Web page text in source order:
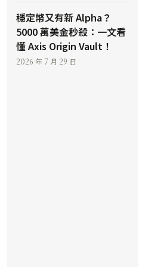
穩定幣又有新 Alpha？
5000 萬美金秒殺：一文看
懂 Axis Origin Vault！
2026 年 7 月 29 日